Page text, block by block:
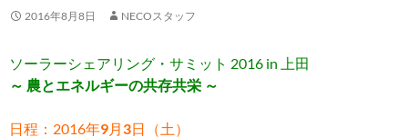
2016年8月8日 NECOスタッフ
ソーラーシェアリング・サミット 2016 in 上田
～ 農とエネルギーの共存共栄 ～
日程：2016年9月3日（土）